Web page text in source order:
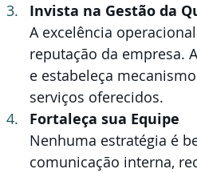
Invista na Gestão da
A excelência
reputação da empresa.
e estabeleça
serviços oferecidos.
Fortaleça sua Equipe
Nenhuma estratégia é
comunicação interna,